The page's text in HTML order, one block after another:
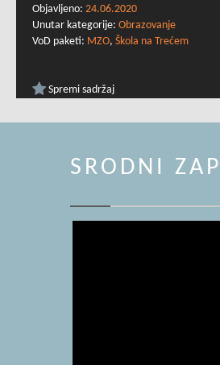
Objavljeno: 24.06.2020
Unutar kategorije: Obrazovanje
VoD paketi: MZO, Škola na Trećem
Spremi sadržaj
SRODNI